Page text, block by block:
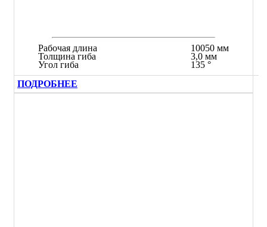
Рабочая длина
Толщина гиба
Угол гиба
10050 мм
3,0 мм
135 °
ПОДРОБНЕЕ